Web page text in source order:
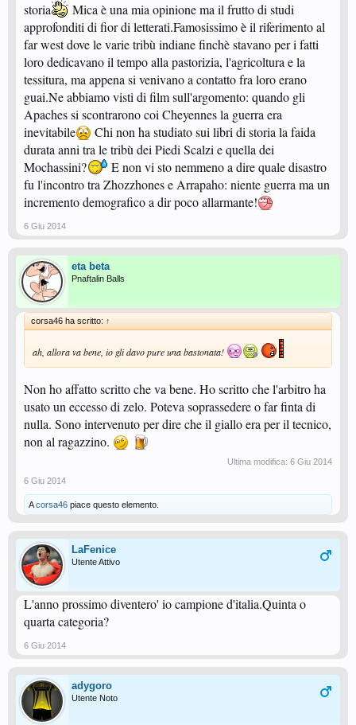
storia
Mica è una mia opinione ma il frutto di studi
approfonditi di fior di letterati.Famosissimo è il riferimento al
far west dove le varie tribù indiane finchè stavano per i fatti
loro dedicavano il tempo alla pastorizia, l'agricoltura e la
tessitura, ma appena si venivano a contatto fra loro erano
guai.Ne abbiamo visti di film sull'argomento: quando gli
Apaches si scontrarono coi Cheyennes la guerra era
inevitabile
Chi non ha studiato sui libri di storia la faida
durata anni tra le tribù dei Piedi Scalzi e quella dei
Mochassini?
E non vi sto nemmeno a dire quale disastro
fu l'incontro tra Zhozzhones e Arrapaho: niente guerra ma un
incremento demografico a dir poco allarmante!
6 Giu 2014
eta beta
Pnaftalin Balls
corsa46 ha scritto: ↑
ah, allora va bene, io gli davo pure una bastonata!
Non ho affatto scritto che va bene. Ho scritto che l'arbitro ha
usato un eccesso di zelo. Poteva soprassedere o far finta di
nulla. Sono intervenuto per dire che il giallo era per il tecnico,
non al ragazzino.
Ultima modifica: 6 Giu 2014
6 Giu 2014
Acorsa46 piace questo elemento.
LaFenice
Utente Attivo
L'anno prossimo diventero' io campione d'italia.Quinta o
quarta categoria?
6 Giu 2014
adygoro
Utente Noto